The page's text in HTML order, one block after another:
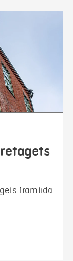
framtida